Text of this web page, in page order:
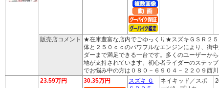
販売店コメント
★在庫豊富な店内でごゆっくり★スズキＧＳＲ２
体と２５０ｃｃのパワフルなエンジンにより、街
ダーまで満足できる一台です。多くのユーザーか
地が支持されています。初心者ライダーのステッ
でお悩み中の方は０８０－６９０４－２２０９西
23.59万円
30.35万円
スズキ Ｇ
ネイキッド／スポ